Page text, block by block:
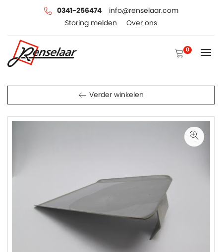
0341-256474
info@renselaar.com
Storing melden
Over ons
0
Verder winkelen